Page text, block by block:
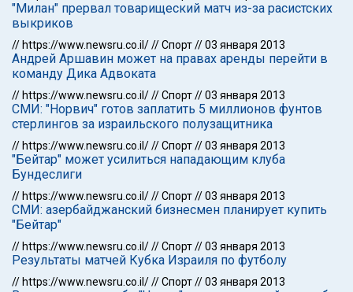
"Милан" прервал товарищеский матч из-за расистских
выкриков
// https://www.newsru.co.il///Спорт//03 января 2013
Андрей Аршавин может на правах аренды перейти в
команду Дика Адвоката
// https://www.newsru.co.il///Спорт//03 января 2013
СМИ: "Норвич" готов заплатить 5 миллионов фунтов
стерлингов за израильского полузащитника
// https://www.newsru.co.il///Спорт//03 января 2013
"Бейтар" может усилиться нападающим клуба
Бундеслиги
// https://www.newsru.co.il///Спорт//03 января 2013
СМИ: азербайджанский бизнесмен планирует купить
"Бейтар"
// https://www.newsru.co.il///Спорт//03 января 2013
Результаты матчей Кубка Израиля по футболу
// https://www.newsru.co.il///Спорт//03 января 2013